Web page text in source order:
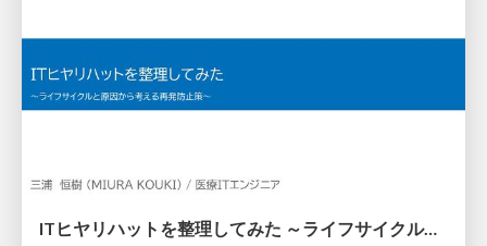
ITヒヤリハットを整理してみた ～ライフサイクルと原因から考える再発防止策～